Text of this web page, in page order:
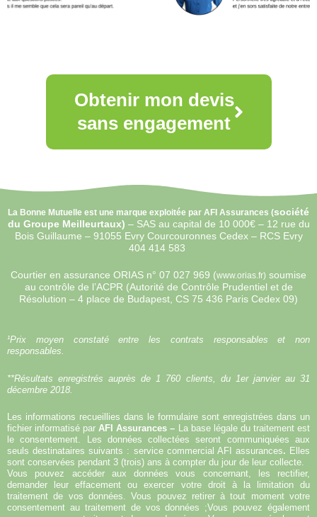
Obtenir mon devis
sans engagement
La Bonne Mutuelle est une marque exploitée par AFI Assurances (société
du Groupe Meilleurtaux) – SAS au capital de 10 000€ – 12 rue du
Bois Guillaume – 91055 Evry Courcouronnes Cedex – RCS Evry
404 414 583
Courtier en assurance ORIAS n° 07 027 969 (www.orias.fr) soumise
au contrôle de l’ACPR (Autorité de Contrôle Prudentiel et de
Résolution – 4 place de Budapest, CS 75 436 Paris Cedex 09)
¹Prix moyen constaté entre les contrats responsables et non
responsables.
**Résultats enregistrés auprès de 1 760 clients, du 1er janvier au 31
décembre 2018.
Les informations recueillies dans le formulaire sont enregistrées dans un
fichier informatisé parAFI Assurances – La base légale du traitement est
le consentement. Les données collectées seront communiquées aux
seuls destinataires suivants : service commercial AFI assurances. Elles
sont conservées pendant 3 (trois) ans à compter du jour de leur collecte.
Vous pouvez accéder aux données vous concernant, les rectifier,
demander leur effacement ou exercer votre droit à la limitation du
traitement de vos données. Vous pouvez retirer à tout moment votre
consentement au traitement de vos données ;Vous pouvez également